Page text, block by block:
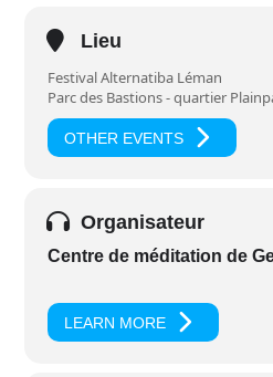
Lieu
Festival Alternatiba Léman
Parc des Bastions - quartier
OTHER EVENTS
Organisateur
Centre de méditation de
LEARN MORE